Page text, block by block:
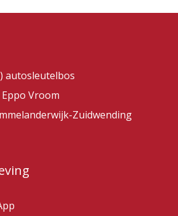
autosleutelbos
Vroom
Zuidwending